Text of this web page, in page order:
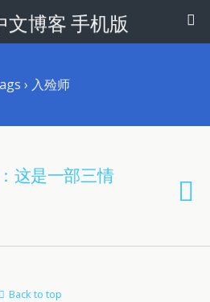
文博客 手机版
› 入殓师
这是一部三情
Back to top